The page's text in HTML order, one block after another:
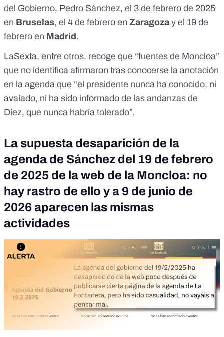
del Gobierno, Pedro Sánchez, el 3 de febrero de 2025
en Bruselas, el 4 de febrero en Zaragozay el 19 de
febrero en Madrid .
LaSexta, entre otros, recoge que “fuentes de Moncloa”
que no identifica afirmaron tras conocerse la anotación
en la agenda que “el presidente nunca ha conocido, ni
avalado, ni ha sido informado de las andanzas de
Díez, que nunca habría tolerado”.
La supuesta desaparición de la
agenda de Sánchez del 19 de febrero
de 2025 de la web de la Moncloa: no
hay rastro de ello y a 9 de junio de
2026 aparecen las mismas
actividades